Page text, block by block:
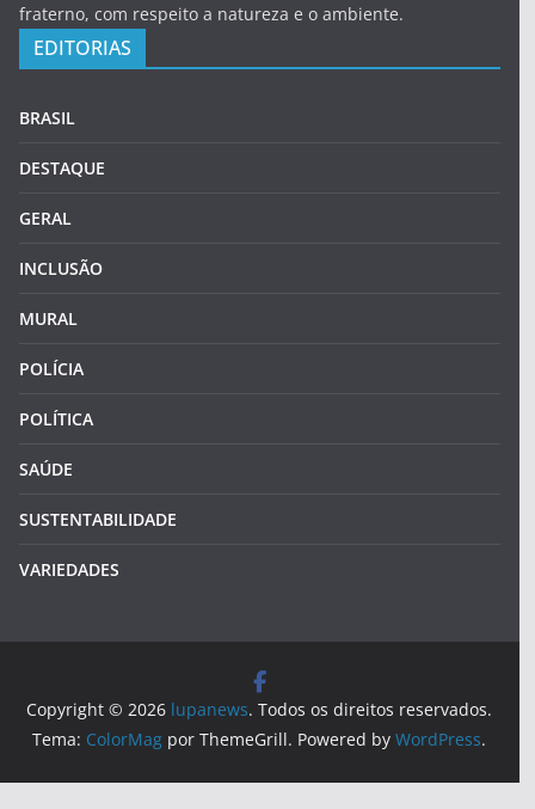
fraterno, com respeito a natureza e o ambiente.
EDITORIAS
BRASIL
DESTAQUE
GERAL
INCLUSÃO
MURAL
POLÍCIA
POLÍTICA
SAÚDE
SUSTENTABILIDADE
VARIEDADES
Copyright © 2026 lupanews. Todos os direitos reservados.
Tema: ColorMag por ThemeGrill. Powered byWordPress.